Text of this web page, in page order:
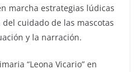
marcha estrategias lúdicas
cuidado de las mascotas
y la narración.
“Leona Vicario” en